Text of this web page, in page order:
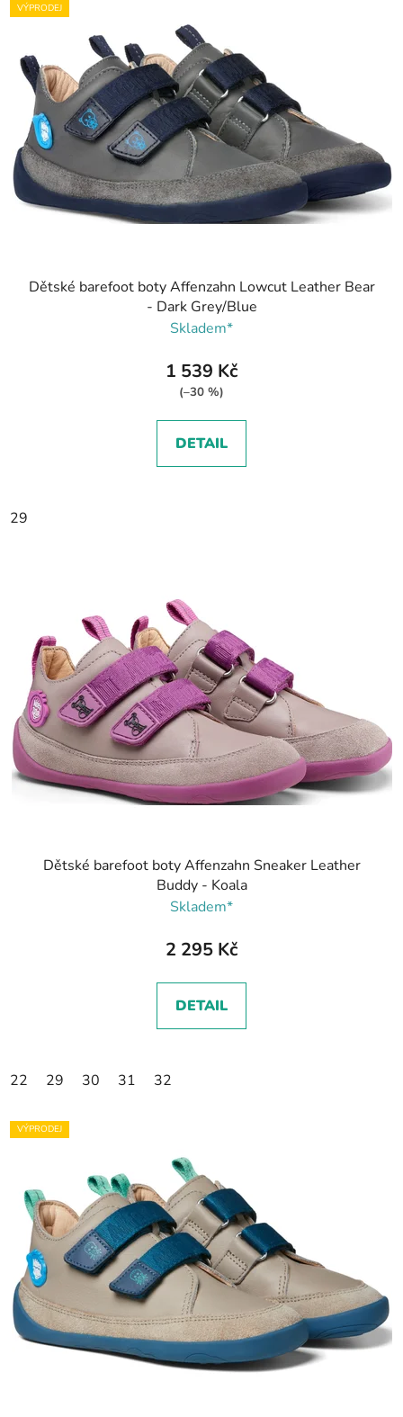
VÝPRODEJ
Dětské barefoot boty Affenzahn Lowcut Leather Bear
- Dark Grey/Blue
Skladem*
1 539 Kč
(–30 %)
DETAIL
29
Dětské barefoot boty Affenzahn Sneaker Leather
Buddy - Koala
Skladem*
2 295 Kč
DETAIL
22 29 30 31 32
VÝPRODEJ